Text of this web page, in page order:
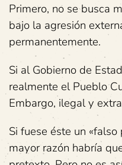
Primero, no se busca
bajo la agresión
permanentemente.
Si al Gobierno de
realmente el Pueblo
Embargo, ilegal y
Si fuese éste un
mayor razón habría